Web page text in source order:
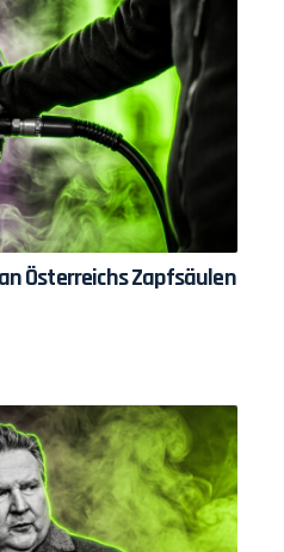
Österreichs Zapfsäulen